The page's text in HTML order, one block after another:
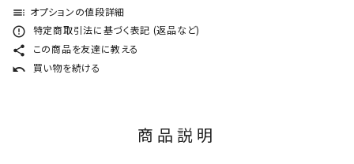
toc オプションの値段詳細
error_outline 特定商取引法に基づく表記 (返品など)
share この商品を友達に教える
undo 買い物を続ける
商品説明